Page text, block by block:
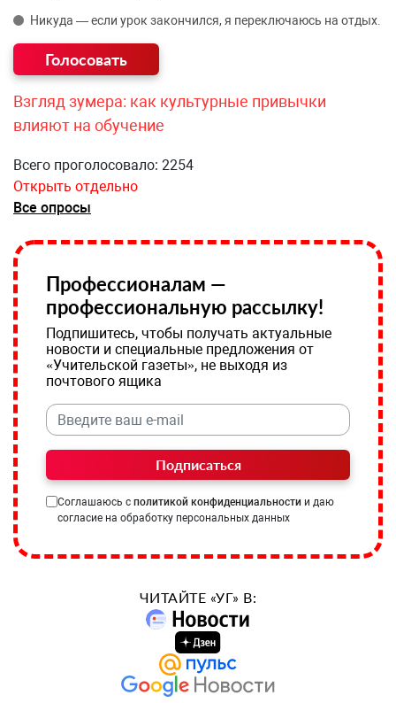
Никуда — если урок закончился, я переключаюсь на отдых.
Взгляд зумера: как культурные привычки
влияют на обучение
Всего проголосовало: 2254
Открыть отдельно
Все опросы
Профессионалам —
профессиональную рассылку!
Подпишитесь, чтобы получать актуальные
новости и специальные предложения от
«Учительской газеты», не выходя из
почтового ящика
Подписаться
Соглашаюсь с политикой конфиденциальности и даю
согласие на обработку персональных данных
ЧИТАЙТЕ «УГ» В: